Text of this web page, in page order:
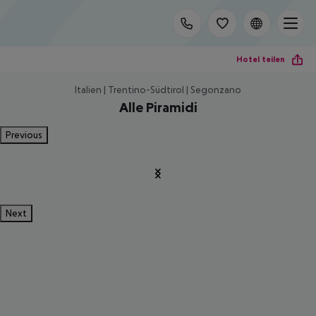
Hotel teilen
Italien | Trentino-Südtirol | Segonzano
Alle Piramidi
Previous
Next